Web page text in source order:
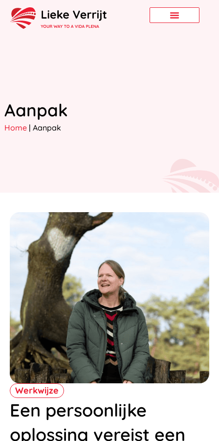
Aanpak
Home| Aanpak
Werkwijze
Een persoonlijke
oplossing vereist een